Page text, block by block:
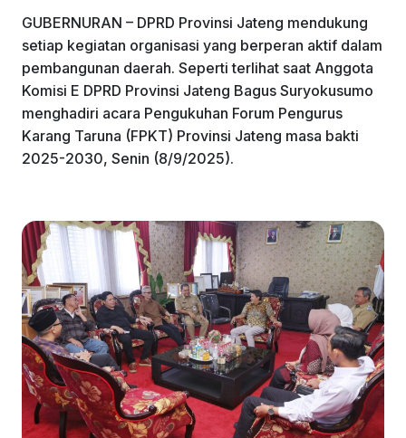
GUBERNURAN – DPRD Provinsi Jateng mendukung
setiap kegiatan organisasi yang berperan aktif dalam
pembangunan daerah. Seperti terlihat saat Anggota
Komisi E DPRD Provinsi Jateng Bagus Suryokusumo
menghadiri acara Pengukuhan Forum Pengurus
Karang Taruna (FPKT) Provinsi Jateng masa bakti
2025-2030, Senin (8/9/2025).